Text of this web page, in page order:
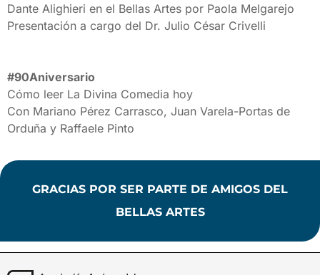
Dante Alighieri en el Bellas Artes por Paola Melgarejo
Presentación a cargo del Dr. Julio César Crivelli
#90Aniversario
Cómo leer La Divina Comedia hoy
Con Mariano Pérez Carrasco, Juan Varela-Portas de
Orduña y Raffaele Pinto
GRACIAS POR SER PARTE DE AMIGOS DEL
BELLAS ARTES